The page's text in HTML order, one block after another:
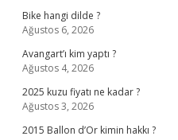
Bike hangi dilde ?
Ağustos 6, 2026
Avangart’ı kim yaptı ?
Ağustos 4, 2026
2025 kuzu fiyatı ne kadar ?
Ağustos 3, 2026
2015 Ballon d’Or kimin hakkı ?